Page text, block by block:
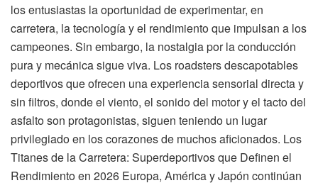
los entusiastas la oportunidad de experimentar, en
carretera, la tecnología y el rendimiento que impulsan a los
campeones. Sin embargo, la nostalgia por la conducción
pura y mecánica sigue viva. Los roadsters descapotables
deportivos que ofrecen una experiencia sensorial directa y
sin filtros, donde el viento, el sonido del motor y el tacto del
asfalto son protagonistas, siguen teniendo un lugar
privilegiado en los corazones de muchos aficionados. Los
Titanes de la Carretera: Superdeportivos que Definen el
Rendimiento en 2026 Europa, América y Japón continúan